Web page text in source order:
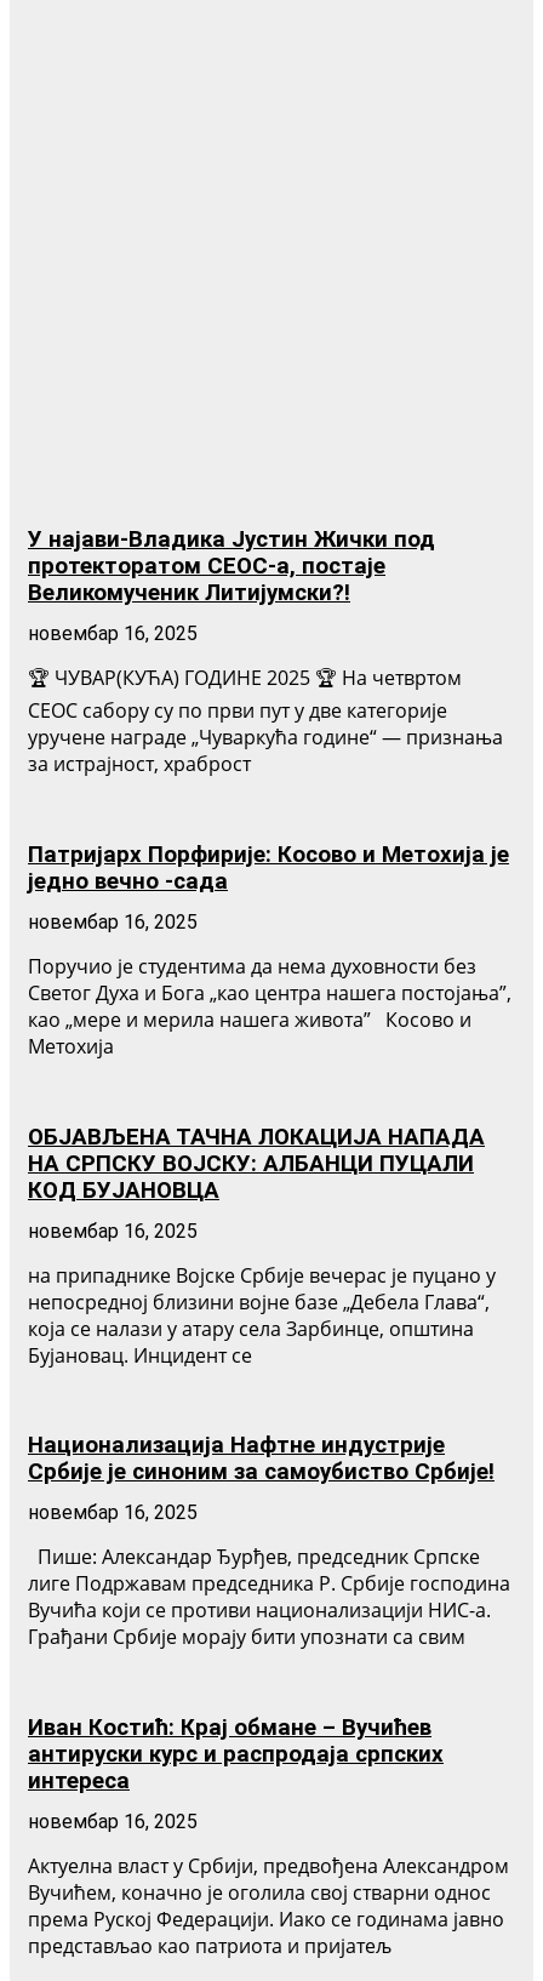
У најави-Владика Јустин Жички под
протекторатом СЕОС-а, постаје
Великомученик Литијумски?!
новембар 16, 2025
🏆 ЧУВАР(КУЋА) ГОДИНЕ 2025 🏆 На четвртом
СЕОС сабору су по први пут у две категорије
уручене награде „Чуваркућа године“ — признања
за истрајност, храброст
Патријарх Порфирије: Косово и Метохија је
једно вечно -сада
новембар 16, 2025
Поручио је студентима да нема духовности без
Светог Духа и Бога „као центра нашега постојања”,
као „мере и мерила нашега живота” Косово и
Метохија
ОБЈАВЉЕНА ТАЧНА ЛОКАЦИЈА НАПАДА
НА СРПСКУ ВОЈСКУ: АЛБАНЦИ ПУЦАЛИ
КОД БУЈАНОВЦА
новембар 16, 2025
на припаднике Војске Србије вечерас је пуцано у
непосредној близини војне базе „Дебела Глава“,
која се налази у атару села Зарбинце, општина
Бујановац. Инцидент се
Национализација Нафтне индустрије
Србије је синоним за самоубиство Србије!
новембар 16, 2025
Пише: Александар Ђурђев, председник Српске
лиге Подржавам председника Р. Србије господина
Вучића који се противи национализацији НИС-а.
Грађани Србије морају бити упознати са свим
Иван Костић: Крај обмане – Вучићев
антируски курс и распродаја српских
интереса
новембар 16, 2025
Актуелна власт у Србији, предвођена Александром
Вучићем, коначно је оголила свој стварни однос
према Руској Федерацији. Иако се годинама јавно
представљао као патриота и пријатељ